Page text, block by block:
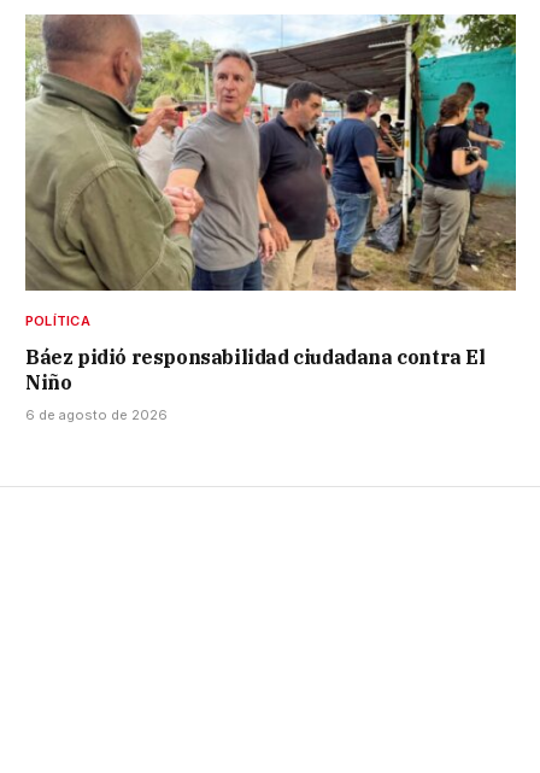
POLÍTICA
Báez pidió responsabilidad ciudadana contra El
Niño
6 de agosto de 2026